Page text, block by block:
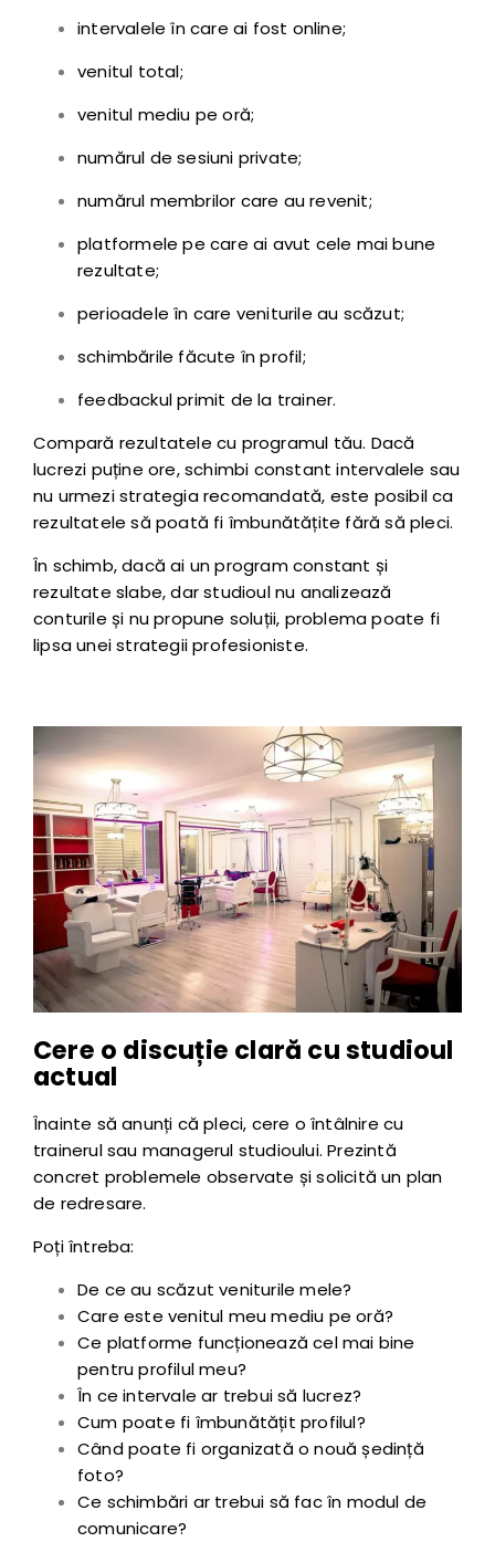
intervalele în care ai fost online;
venitul total;
venitul mediu pe oră;
numărul de sesiuni private;
numărul membrilor care au revenit;
platformele pe care ai avut cele mai bune
rezultate;
perioadele în care veniturile au scăzut;
schimbările făcute în profil;
feedbackul primit de la trainer.
Compară rezultatele cu programul tău. Dacă
lucrezi puține ore, schimbi constant intervalele sau
nu urmezi strategia recomandată, este posibil ca
rezultatele să poată fi îmbunătățite fără să pleci.
În schimb, dacă ai un program constant și
rezultate slabe, dar studioul nu analizează
conturile și nu propune soluții, problema poate fi
lipsa unei strategii profesioniste.
Cere o discuție clară cu studioul
actual
Înainte să anunți că pleci, cere o întâlnire cu
trainerul sau managerul studioului. Prezintă
concret problemele observate și solicită un plan
de redresare.
Poți întreba:
De ce au scăzut veniturile mele?
Care este venitul meu mediu pe oră?
Ce platforme funcționează cel mai bine
pentru profilul meu?
În ce intervale ar trebui să lucrez?
Cum poate fi îmbunătățit profilul?
Când poate fi organizată o nouă ședință
foto?
Ce schimbări ar trebui să fac în modul de
comunicare?